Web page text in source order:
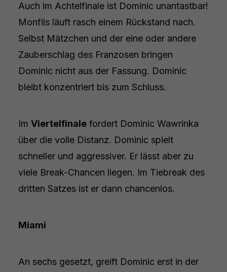
Auch im Achtelfinale ist Dominic unantastbar!
Monfils läuft rasch einem Rückstand nach.
Selbst Mätzchen und der eine oder andere
Zauberschlag des Franzosen bringen
Dominic nicht aus der Fassung. Dominic
bleibt konzentriert bis zum Schluss.
Im Viertelfinalefordert Dominic Wawrinka
über die volle Distanz. Dominic spielt
schneller und aggressiver. Er lässt aber zu
viele Break-Chancen liegen. Im Tiebreak des
dritten Satzes ist er dann chancenlos.
Miami
An sechs gesetzt, greift Dominic erst in der